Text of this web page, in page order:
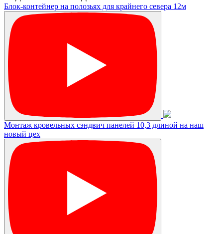
Блок-контейнер на полозьях для крайнего севера 12м
Монтаж кровельных сэндвич панелей 10,3 длиной на наш
новый цех